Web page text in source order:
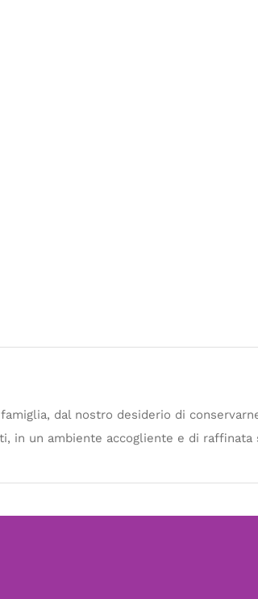
dal nostro desiderio di
in un ambiente accogliente e di raffinata